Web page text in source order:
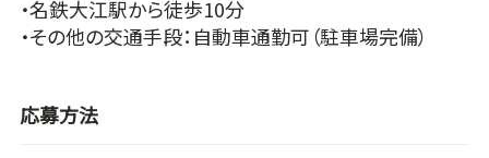
・名鉄大江駅から徒歩10分
・その他の交通手段：自動車通勤可（駐車場完備）
応募方法